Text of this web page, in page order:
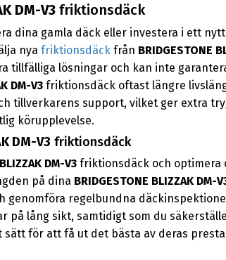
DM-V3friktionsdäck
dina gamla däck eller investera i ett nytt
nya friktionsdäckfrån BRIDGESTONE
tillfälliga lösningar och kan inte
DM-V3friktionsdäck oftast längre
tillverkarens support, vilket ger extra
körupplevelse.
DM-V3 friktionsdäck
DM-V3friktionsdäck och optimera
på dina BRIDGESTONE BLIZZAK DM-
regelbundna
på lång sikt, samtidigt som du
för att få ut det bästa av deras